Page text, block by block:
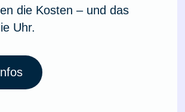
die Kosten – und das
Uhr.